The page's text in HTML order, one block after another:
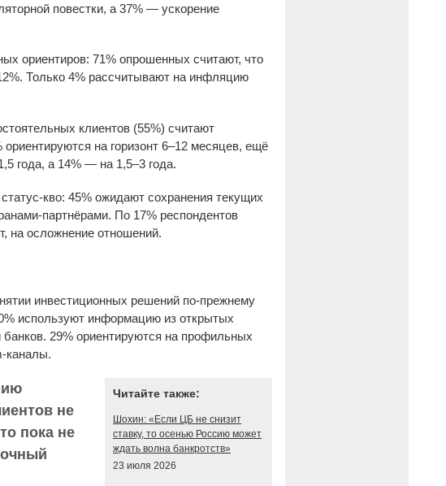
повестки, а 37% — ускорение
ориентиров: 71% опрошенных считают, что
Только 4% рассчитывают на инфляцию
клиентов (55%) считают
на горизонт 6–12 месяцев, ещё
года, а 14% — на 1,5–3 года.
кво: 45% ожидают сохранения текущих
партнёрами. По 17% респондентов
на осложнение отношений.
инвестиционных решений по-прежнему
используют информацию из открытых
29% ориентируются на профильных
каналы.
Читайте также:
Шохин: «Если ЦБ не снизит
ставку, то осенью Россию может
ждать волна банкротств»
23 июля 2026
не
пока не